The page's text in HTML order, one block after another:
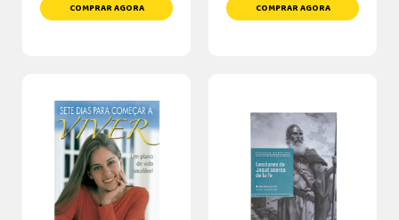
COMPRAR AGORA COMPRAR AGORA